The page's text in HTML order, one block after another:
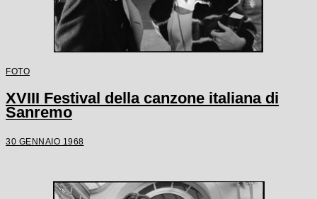
FOTO
XVIII Festival della canzone italiana di
Sanremo
30 GENNAIO 1968